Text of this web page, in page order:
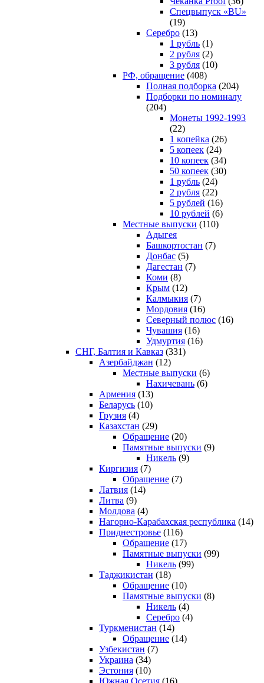
Спецвыпуск «BU»
(19)
Серебро (13)
1 рубль (1)
2 рубля (2)
3 рубля (10)
РФ, обращение (408)
Полная подборка (204)
Подборки по номиналу
(204)
Монеты 1992-1993
(22)
1 копейка (26)
5 копеек (24)
10 копеек (34)
50 копеек (30)
1 рубль (24)
2 рубля (22)
5 рублей (16)
10 рублей (6)
Местные выпуски (110)
Адыгея
Башкортостан (7)
Донбас (5)
Дагестан (7)
Коми (8)
Крым (12)
Калмыкия (7)
Мордовия (16)
Северный полюс (16)
Чувашия (16)
Удмуртия (16)
СНГ, Балтия и Кавказ (331)
Азербайджан (12)
Местные выпуски (6)
Нахичевань (6)
Армения (13)
Беларусь (10)
Грузия (4)
Казахстан (29)
Обращение (20)
Памятные выпуски (9)
Никель (9)
Киргизия (7)
Обращение (7)
Латвия (14)
Литва (9)
Молдова (4)
Нагорно-Карабахская республика (14)
Приднестровье (116)
Обращение (17)
Памятные выпуски (99)
Никель (99)
Таджикистан (18)
Обращение (10)
Памятные выпуски (8)
Никель (4)
Серебро (4)
Туркменистан (14)
Обращение (14)
Узбекистан (7)
Украина (34)
Эстония (10)
Южная Осетия (16)